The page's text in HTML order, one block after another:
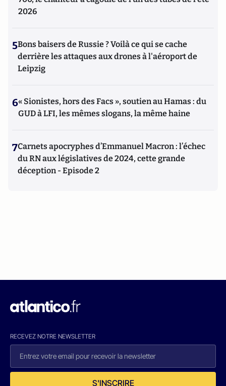
2026
5Bons baisers de Russie ? Voilà ce qui se cache
derrière les attaques aux drones à l'aéroport de
Leipzig
6« Sionistes, hors des Facs », soutien au Hamas : du
GUD à LFI, les mêmes slogans, la même haine
7Carnets apocryphes d’Emmanuel Macron : l’échec
du RN aux législatives de 2024, cette grande
déception - Episode 2
RECEVEZ NOTRE NEWSLETTER
S'INSCRIRE